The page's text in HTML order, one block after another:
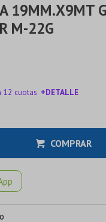
19MM.X9MT
M-22G
12 cuotas +DETALLE
COMPRAR